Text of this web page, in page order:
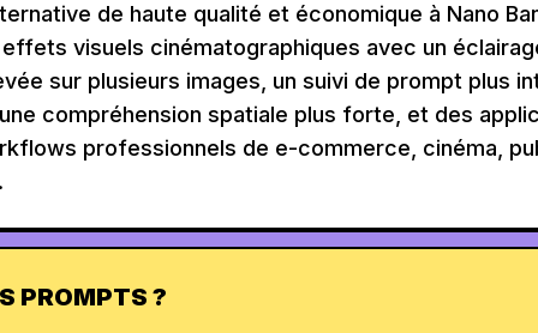
de haute qualité et économique à Nano
visuels cinématographiques avec un
sur plusieurs images, un suivi de prompt plus
compréhension spatiale plus forte, et des
professionnels de e-commerce, cinéma,
PROMPTS ?